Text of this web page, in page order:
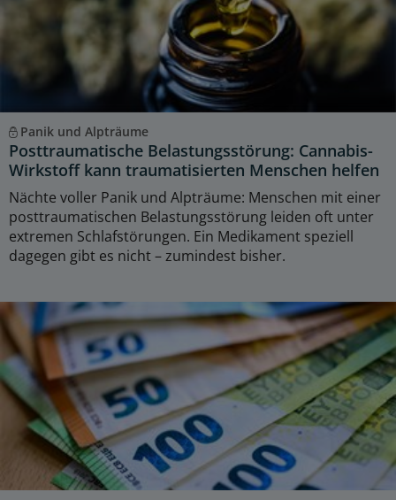
Panik und Alpträume
Posttraumatische Belastungsstörung: Cannabis-
Wirkstoff kann traumatisierten Menschen helfen
Nächte voller Panik und Alpträume: Menschen mit einer
posttraumatischen Belastungsstörung leiden oft unter
extremen Schlafstörungen. Ein Medikament speziell
dagegen gibt es nicht – zumindest bisher.